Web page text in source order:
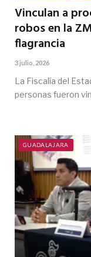
Vinculan a
robos en la
flagrancia
3 julio, 2026
La Fiscalía del
personas fueron
GUADALAJARA